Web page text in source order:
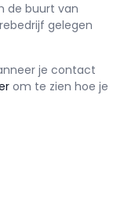
de buurt van
gelegen
je contact
om te zien hoe je